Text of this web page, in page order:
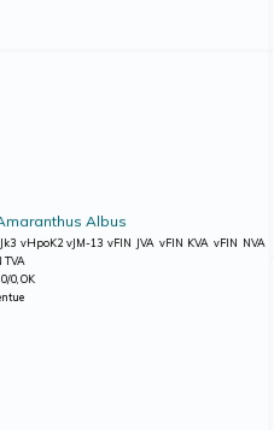
Albus
vHpoK2 vJM-13 vFIN JVA vFIN KVA vFIN NVA
TVA
0, OK